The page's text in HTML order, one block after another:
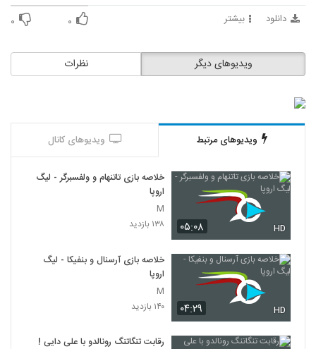
دانلود بیشتر ۰ ۰
نظرات ویدیوهای دیگر
ویدیوهای مرتبط ویدیوهای کانال
۰۵:۰۸ HD
خلاصه بازی تاتنهام و ولفسبرگر - لیگ
اروپا
M
۱۳۸ بازدید
۰۴:۲۹ HD
خلاصه بازی آرسنال و بنفیکا - لیگ
اروپا
M
۱۴۰ بازدید
رقابت تنگاتنگ رونالدو با علی دایی !